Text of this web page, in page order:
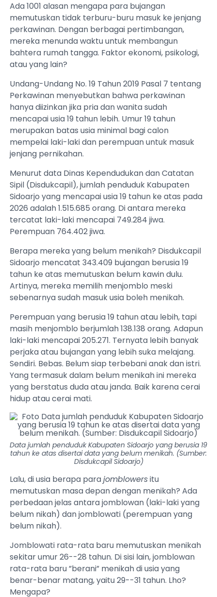
Ada 1001 alasan mengapa para bujangan
memutuskan tidak terburu-buru masuk ke jenjang
perkawinan. Dengan berbagai pertimbangan,
mereka menunda waktu untuk membangun
bahtera rumah tangga. Faktor ekonomi, psikologi,
atau yang lain?
Undang-Undang No. 19 Tahun 2019 Pasal 7 tentang
Perkawinan menyebutkan bahwa perkawinan
hanya diizinkan jika pria dan wanita sudah
mencapai usia 19 tahun lebih. Umur 19 tahun
merupakan batas usia minimal bagi calon
mempelai laki-laki dan perempuan untuk masuk
jenjang pernikahan.
Menurut data Dinas Kependudukan dan Catatan
Sipil (Disdukcapil), jumlah penduduk Kabupaten
Sidoarjo yang mencapai usia 19 tahun ke atas pada
2026 adalah 1.515.685 orang. Di antara mereka
tercatat laki-laki mencapai 749.284 jiwa.
Perempuan 764.402 jiwa.
Berapa mereka yang belum menikah? Disdukcapil
Sidoarjo mencatat 343.409 bujangan berusia 19
tahun ke atas memutuskan belum kawin dulu.
Artinya, mereka memilih menjomblo meski
sebenarnya sudah masuk usia boleh menikah.
Perempuan yang berusia 19 tahun atau lebih, tapi
masih menjomblo berjumlah 138.138 orang. Adapun
laki-laki mencapai 205.271. Ternyata lebih banyak
perjaka atau bujangan yang lebih suka melajang.
Sendiri. Bebas. Belum siap terbebani anak dan istri.
Yang termasuk dalam belum menikah ini mereka
yang berstatus duda atau janda. Baik karena cerai
hidup atau cerai mati.
Data jumlah penduduk Kabupaten Sidoarjo yang berusia 19
tahun ke atas disertai data yang belum menikah. (Sumber:
Disdukcapil Sidoarjo)
Lalu, di usia berapa parajomblowersitu
memutuskan masa depan dengan menikah? Ada
perbedaan jelas antara jomblowan (laki-laki yang
belum nikah) dan jomblowati (perempuan yang
belum nikah).
Jomblowati rata-rata baru memutuskan menikah
sekitar umur 26--28 tahun. Di sisi lain, jomblowan
rata-rata baru ”berani” menikah di usia yang
benar-benar matang, yaitu 29--31 tahun. Lho?
Mengapa?